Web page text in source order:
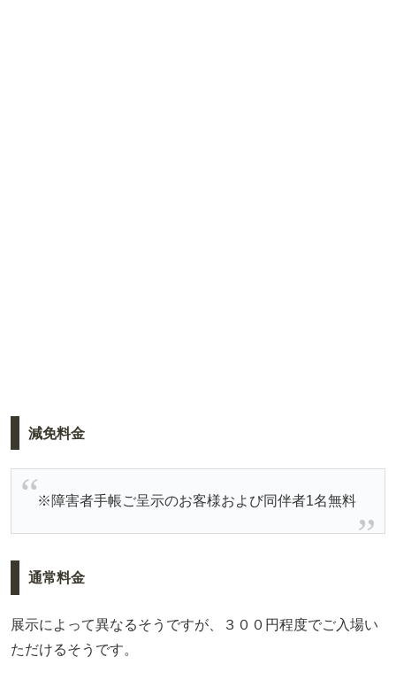
減免料金
※障害者手帳ご呈示のお客様および同伴者1名無料
通常料金
展示によって異なるそうですが、３００円程度でご入場い
ただけるそうです。